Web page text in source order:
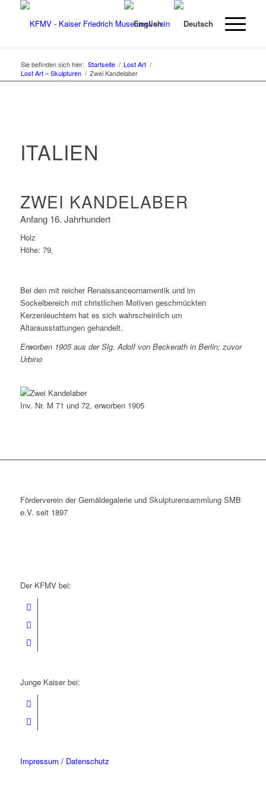
Sie befinden sich hier: Startseite / Lost Art /
Lost Art – Skulpturen / Zwei Kandelaber
ITALIEN
ZWEI KANDELABER
Anfang 16. Jahrhundert
Holz
Höhe: 79,
Bei den mit reicher Renaissanceornamentik und im
Sockelbereich mit christlichen Motiven geschmückten
Kerzenleuchtern hat es sich wahrscheinlich um
Altarausstattungen gehandelt.
Erworben 1905 aus der Slg. Adolf von Beckerath in Berlin; zuvor
Urbino
Inv. Nr. M 71 und 72, erworben 1905
Förderverein der Gemäldegalerie und Skulpturensammlung SMB
e.V. seit 1897
Der KFMV bei:
Junge Kaiser bei:
Impressum / Datenschutz